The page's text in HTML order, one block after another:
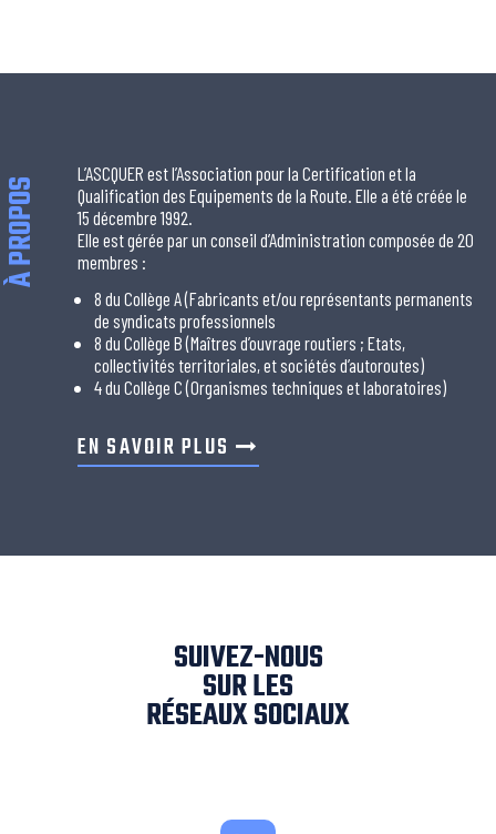
À PROPOS
L’ASCQUER est l’Association pour la Certification et la
Qualification des Equipements de la Route. Elle a été créée le
15 décembre 1992.
Elle est gérée par un conseil d’Administration composée de 20
membres :
8 du Collège A (Fabricants et/ou représentants permanents
de syndicats professionnels
8 du Collège B (Maîtres d’ouvrage routiers ; Etats,
collectivités territoriales, et sociétés d’autoroutes)
4 du Collège C (Organismes techniques et laboratoires)
EN SAVOIR PLUS
SUIVEZ-NOUS
SUR LES
RÉSEAUX SOCIAUX